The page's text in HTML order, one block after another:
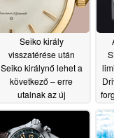
Seiko király
visszatérése után
Seiko királynő lehet a
következő – erre
utalnak az új
06/28/2026